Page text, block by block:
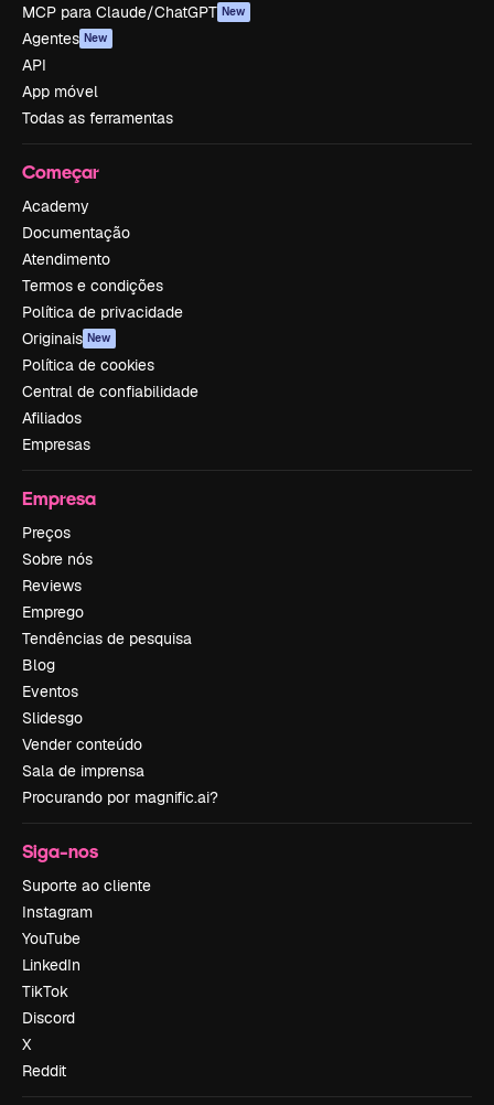
MCP para Claude/ChatGPT New
Agentes New
API
App móvel
Todas as ferramentas
Começar
Academy
Documentação
Atendimento
Termos e condições
Política de privacidade
Originais New
Política de cookies
Central de confiabilidade
Afiliados
Empresas
Empresa
Preços
Sobre nós
Reviews
Emprego
Tendências de pesquisa
Blog
Eventos
Slidesgo
Vender conteúdo
Sala de imprensa
Procurando por magnific.ai?
Siga-nos
Suporte ao cliente
Instagram
YouTube
LinkedIn
TikTok
Discord
X
Reddit